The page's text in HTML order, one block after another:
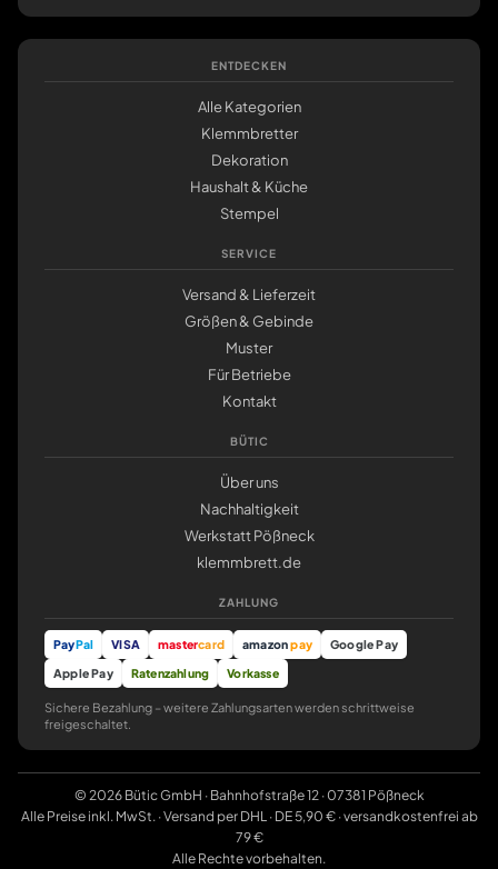
ENTDECKEN
Alle Kategorien
Klemmbretter
Dekoration
Haushalt & Küche
Stempel
SERVICE
Versand & Lieferzeit
Größen & Gebinde
Muster
Für Betriebe
Kontakt
BÜTIC
Über uns
Nachhaltigkeit
Werkstatt Pößneck
klemmbrett.de
ZAHLUNG
PayPal VISA mastercard amazonpay
Google Pay
Apple Pay
Ratenzahlung Vorkasse
Sichere Bezahlung – weitere Zahlungsarten werden schrittweise
freigeschaltet.
© 2026 Bütic GmbH · Bahnhofstraße 12 · 07381 Pößneck
Alle Preise inkl. MwSt. · Versand per DHL · DE 5,90 € · versandkostenfrei ab
79 €
Alle Rechte vorbehalten.